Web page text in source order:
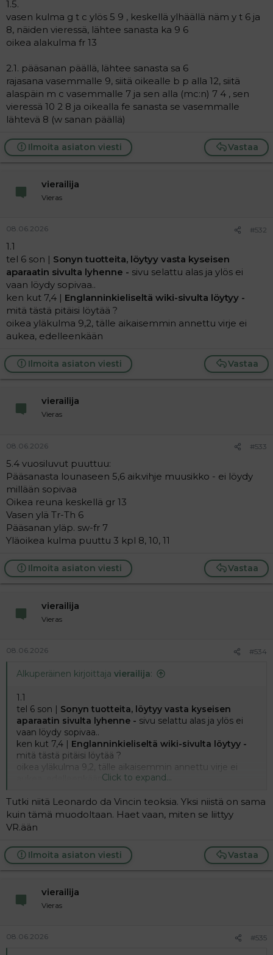
1.5.
vasen kulma g t c ylös 5 9 , keskellä ylhäällä näm y t 6 ja
8, näiden vieressä, lähtee sanasta ka 9 6
oikea alakulma fr 13
2.1. pääsanan päällä, lähtee sanasta sa 6
rajasana vasemmalle 9, siitä oikealle b p alla 12, siitä
alaspäin m c vasemmalle 7 ja sen alla (mc:n) 7 4 , sen
vieressä 10 2 8 ja oikealla fe sanasta se vasemmalle
lähtevä 8 (w sanan päällä)
Vastaa
Ilmoita asiaton viesti
vierailija
Vieras
08.06.2026 #532
1.1
tel 6 son | Sonyn tuotteita, löytyy vasta kyseisen
aparaatin sivulta lyhenne - sivu selattu alas ja ylös ei
vaan löydy sopivaa..
ken kut 7,4 | Englanninkieliseltä wiki-sivulta löytyy -
mitä tästä pitäisi löytää ?
oikea yläkulma 9,2, tälle aikaisemmin annettu virje ei
aukea, edelleenkään
Vastaa
Ilmoita asiaton viesti
vierailija
Vieras
08.06.2026 #533
5.4 vuosiluvut puuttuu:
Pääsanasta lounaseen 5,6 aik.vihje muusikko - ei löydy
millään sopivaa
Oikea reuna keskellä gr 13
Vasen ylä Tr-Th 6
Pääsanan yläp. sw-fr 7
Yläoikea kulma puuttu 3 kpl 8, 10, 11
Vastaa
Ilmoita asiaton viesti
vierailija
Vieras
08.06.2026 #534
Alkuperäinen kirjoittaja vierailija:
1.1
tel 6 son | Sonyn tuotteita, löytyy vasta kyseisen
aparaatin sivulta lyhenne - sivu selattu alas ja ylös ei
vaan löydy sopivaa..
ken kut 7,4 | Englanninkieliseltä wiki-sivulta löytyy -
mitä tästä pitäisi löytää ?
oikea yläkulma 9,2, tälle aikaisemmin annettu virje ei
aukea, edelleenkäänClick to expand...
Tutki niitä Leonardo da Vincin teoksia. Yksi niistä on sama
kuin tämä muodoltaan. Haet vaan, miten se liittyy
VR.ään
Vastaa
Ilmoita asiaton viesti
vierailija
Vieras
08.06.2026 #535